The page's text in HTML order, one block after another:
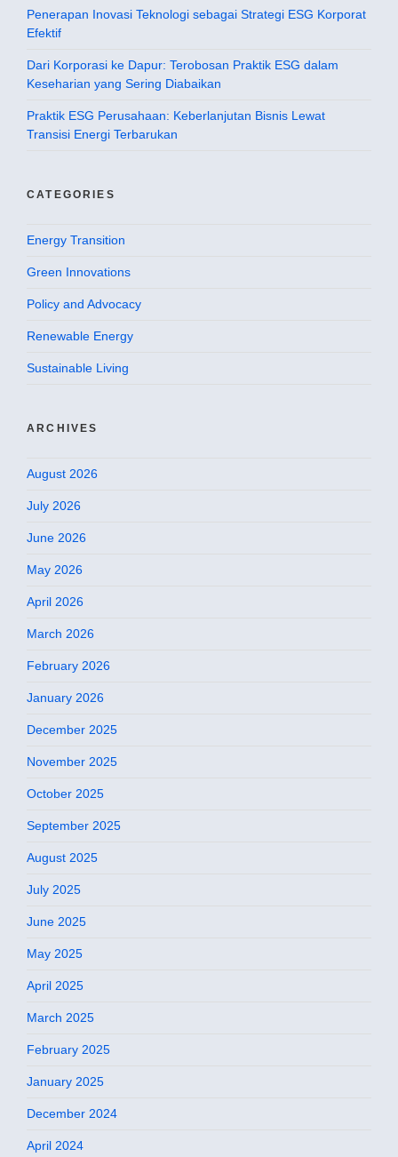
Penerapan Inovasi Teknologi sebagai Strategi ESG Korporat
Efektif
Dari Korporasi ke Dapur: Terobosan Praktik ESG dalam
Keseharian yang Sering Diabaikan
Praktik ESG Perusahaan: Keberlanjutan Bisnis Lewat
Transisi Energi Terbarukan
CATEGORIES
Energy Transition
Green Innovations
Policy and Advocacy
Renewable Energy
Sustainable Living
ARCHIVES
August 2026
July 2026
June 2026
May 2026
April 2026
March 2026
February 2026
January 2026
December 2025
November 2025
October 2025
September 2025
August 2025
July 2025
June 2025
May 2025
April 2025
March 2025
February 2025
January 2025
December 2024
April 2024